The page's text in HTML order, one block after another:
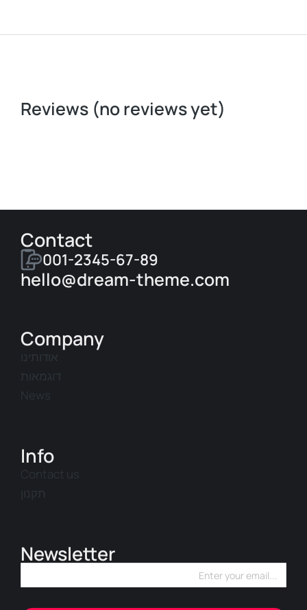
Reviews (no reviews yet)
Contact
001-2345-67-89
hello@dream-theme.com
Company
אודותינו
דוגמאות
News
Info
Contact us
תקנון
Newsletter